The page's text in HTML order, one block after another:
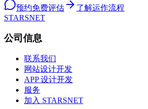
预约免费评估
了解运作流程
STARSNET
公司信息
联系我们
网站设计开发
APP 设计开发
服务
加入 STARSNET